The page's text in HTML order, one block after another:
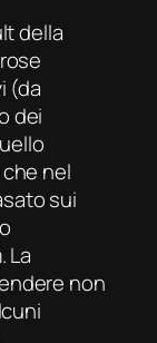
della
(da
dei
nel
sui
La
non